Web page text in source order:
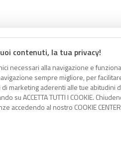
contenuti, la tua privacy!
necessari alla navigazione e
sempre migliore, per
marketing aderenti alle tue abitudini
su ACCETTA TUTTI I COOKIE.
accedendo al nostro COOKIE
link RSS negli appunti.